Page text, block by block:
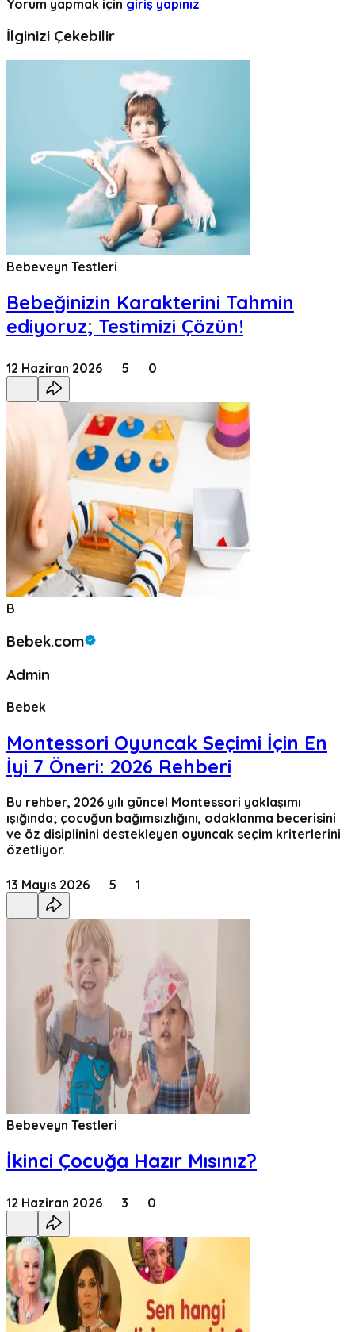
Yorum yapmak için giriş yapınız
İlginizi Çekebilir
Bebeveyn Testleri
Bebeğinizin Karakterini Tahmin
ediyoruz; Testimizi Çözün!
12 Haziran 2026 5 0
B
Bebek.com
Admin
Bebek
Montessori Oyuncak Seçimi İçin En
İyi 7 Öneri: 2026 Rehberi
Bu rehber, 2026 yılı güncel Montessori yaklaşımı
ışığında; çocuğun bağımsızlığını, odaklanma becerisini
ve öz disiplinini destekleyen oyuncak seçim kriterlerini
özetliyor.
13 Mayıs 2026 5 1
Bebeveyn Testleri
İkinci Çocuğa Hazır Mısınız?
12 Haziran 2026 3 0